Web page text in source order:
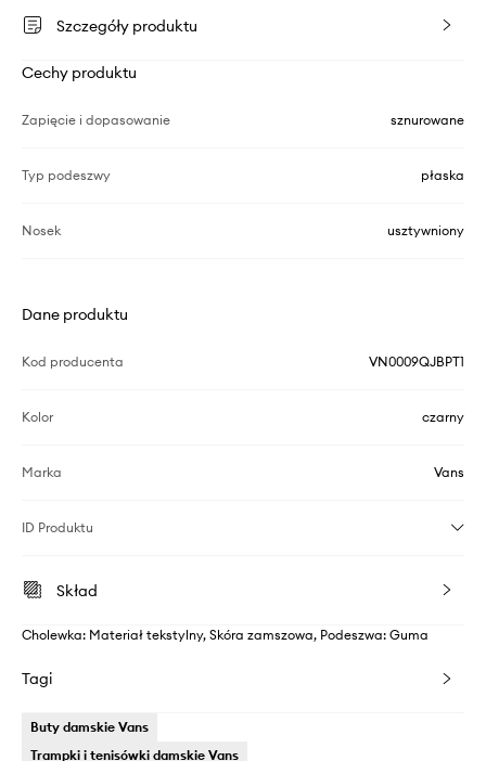
Szczegóły produktu
Cechy produktu
Zapięcie i dopasowanie sznurowane
Typ podeszwy płaska
Nosek usztywniony
Dane produktu
Kod producenta VN0009QJBPT1
Kolor czarny
Marka Vans
ID Produktu
Skład
Cholewka: Materiał tekstylny, Skóra zamszowa, Podeszwa: Guma
Tagi
Buty damskie Vans
Trampki i tenisówki damskie Vans